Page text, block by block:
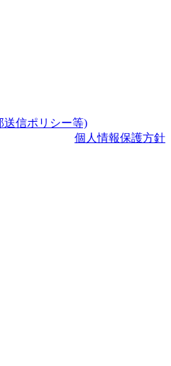
送信ポリシー等)
個人情報保護方針